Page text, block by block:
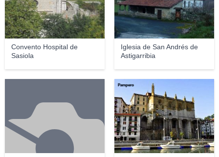
Convento Hospital de
Sasiola
Iglesia de San Andrés de
Astigarribia
Pampero